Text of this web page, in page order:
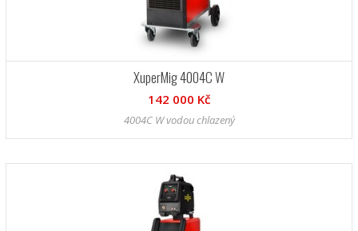
XuperMig 4004C W
142 000 Kč
4004C W vodou chlazený